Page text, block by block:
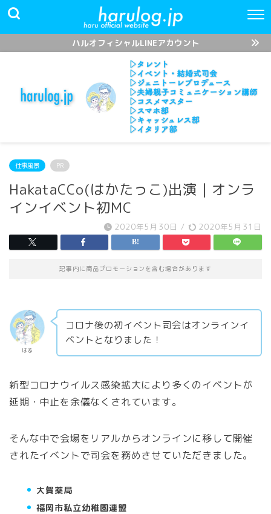
ハルオフィシャルLINEアカウント
仕事風景 PR
HakataCCo(はかたっこ)出演｜オンラ
インイベント初MC
2020年5月30日 / 2020年5月31日
記事内に商品プロモーションを含む場合があります
はる
コロナ後の初イベント司会はオンラインイ
ベントとなりました！
新型コロナウイルス感染拡大により多くのイベントが
延期・中止を余儀なくされています。
そんな中で会場をリアルからオンラインに移して開催
されたイベントで司会を務めさせていただきました。
大賀薬局
福岡市私立幼稚園連盟